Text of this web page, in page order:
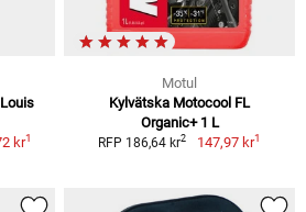
kr1
Motul
Kylvätska Motocool FL
Organic+ 1 L
RFP 186,64 kr2 147,97 kr1